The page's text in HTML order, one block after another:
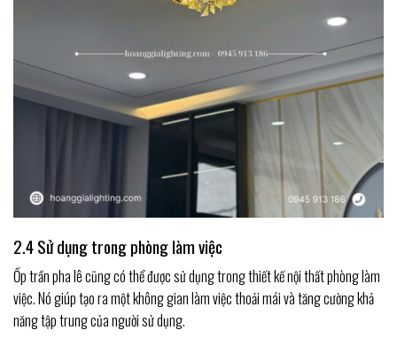
2.4 Sử dụng trong phòng làm việc
Ốp trần pha lê cũng có thể được sử dụng trong thiết kế nội thất phòng làm
việc. Nó giúp tạo ra một không gian làm việc thoải mái và tăng cường khả
năng tập trung của người sử dụng.